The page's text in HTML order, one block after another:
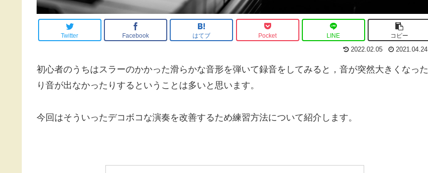
Twitter Facebook はてブ Pocket LINE コピー
2022.02.05 2021.04.24
初心者のうちはスラーのかかった滑らかな音形を弾いて録音をしてみると，音が突然大きくなった
り音が出なかったりするということは多いと思います。
今回はそういったデコボコな演奏を改善するため練習方法について紹介します。